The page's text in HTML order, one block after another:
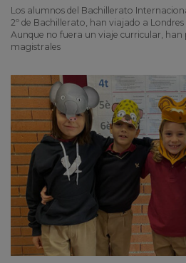
Los alumnos del Bachillerato
2º de Bachillerato, han viajado a
Aunque no fuera un viaje curricular, han
magistrales